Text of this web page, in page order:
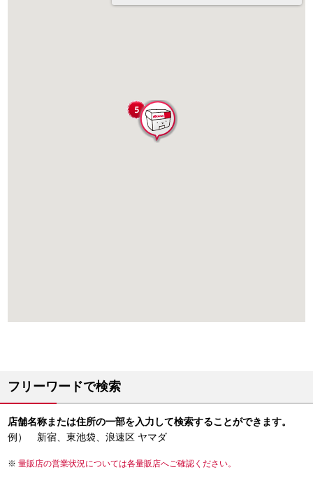
フリーワードで検索
店舗名称または住所の一部を入力して検索することができます。
例） 新宿、東池袋、浪速区 ヤマダ
量販店の営業状況については各量販店へご確認ください。